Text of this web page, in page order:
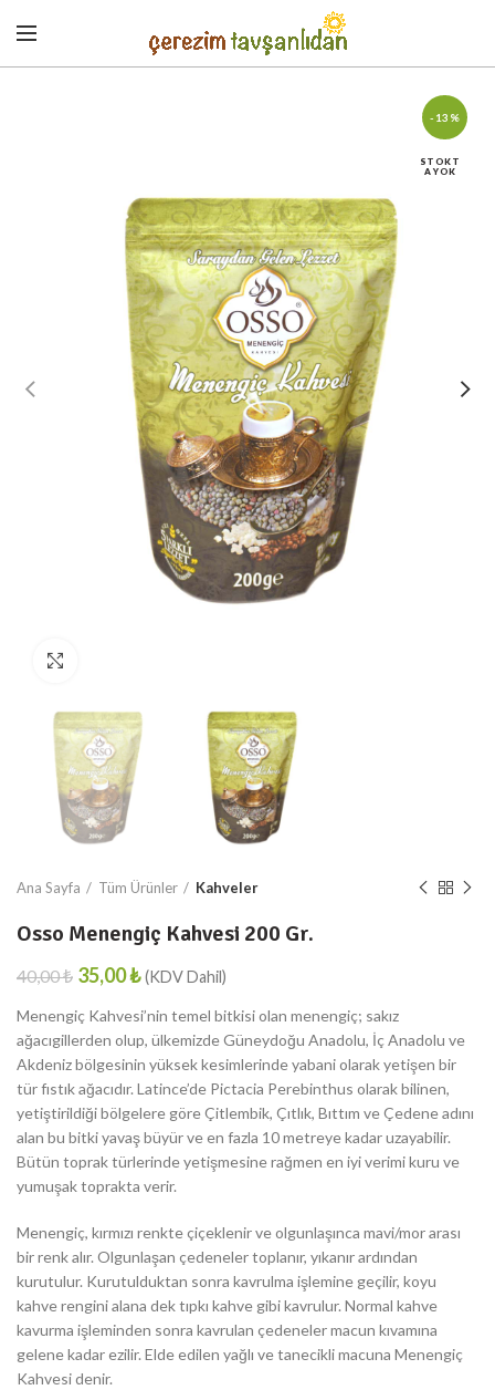
-13%
STOKT
A YOK
Ana Sayfa Tüm Ürünler Kahveler
Osso Menengiç Kahvesi 200 Gr.
40,00₺ 35,00₺
Menengiç Kahvesi’nin temel bitkisi olan menengiç; sakız
ağacıgillerden olup, ülkemizde Güneydoğu Anadolu, İç Anadolu ve
Akdeniz bölgesinin yüksek kesimlerinde yabani olarak yetişen bir
tür fıstık ağacıdır. Latince’de Pictacia Perebinthus olarak bilinen,
yetiştirildiği bölgelere göre Çitlembik, Çıtlık, Bıttım ve Çedene adını
alan bu bitki yavaş büyür ve en fazla 10 metreye kadar uzayabilir.
Bütün toprak türlerinde yetişmesine rağmen en iyi verimi kuru ve
yumuşak toprakta verir.
Menengiç, kırmızı renkte çiçeklenir ve olgunlaşınca mavi/mor arası
bir renk alır. Olgunlaşan çedeneler toplanır, yıkanır ardından
kurutulur. Kurutulduktan sonra kavrulma işlemine geçilir, koyu
kahve rengini alana dek tıpkı kahve gibi kavrulur. Normal kahve
kavurma işleminden sonra kavrulan çedeneler macun kıvamına
gelene kadar ezilir. Elde edilen yağlı ve tanecikli macuna Menengiç
Kahvesi denir.